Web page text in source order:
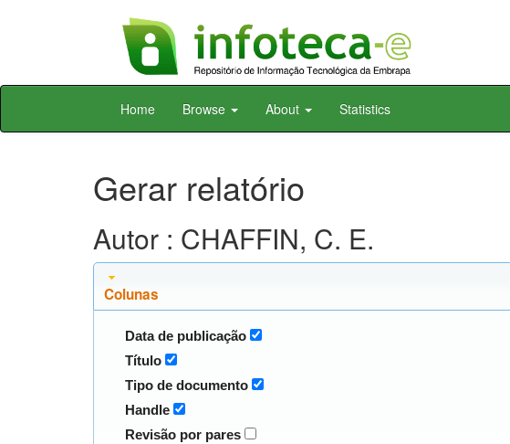
Skip
Home Browse About Statistics
Gerar relatório
Autor : CHAFFIN, C. E.
Colunas
Data de publicação
Título
Tipo de documento
Handle
Revisão por pares